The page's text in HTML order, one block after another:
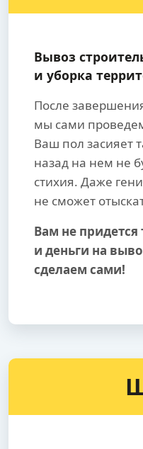
Вывоз
и уборка
После
мы сами
Ваш пол засияет
назад на нем не
стихия. Даже
не сможет
Вам не придется
и деньги на
сделаем сами!